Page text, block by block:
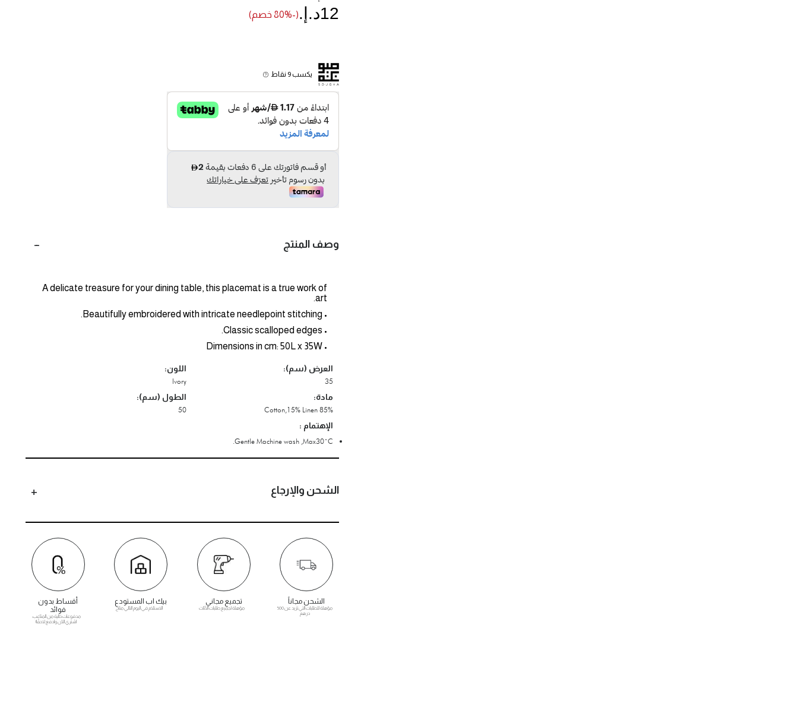
12د.إ.‏ (-80% خصم)
يكسب 9 نقاط
وصف المنتج
A delicate treasure for your dining table, this placemat is a true work of
art.
• Beautifully embroidered with intricate needlepoint stitching.
• Classic scalloped edges.
• Dimensions in cm: 50L x 35W
العرض (سم):
35
اللون:
Ivory
مادة:
85% Cotton,15% Linen
الطول (سم):
50
الإهتمام :
Gentle Machine wash ,Max30ˆC.
الشحن والإرجاع
الشحن مجاناً
مؤهلة للطلبات التي تزيد عن 500
درهم
تجميع مجاني
مؤهلة لجميع طلبات الأثاث
بيك اب المستودع
الاستلام في اليوم التالي متاح
أقساط بدون
فوائد
مدفوعات خالية من المتاعب.
اشتري الآن وادفع لاحقًا!